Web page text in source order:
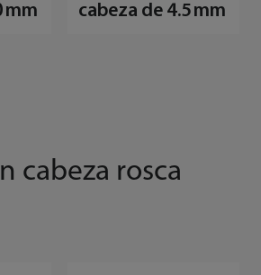
mm
cabeza de 4.5 mm
cabeza rosca